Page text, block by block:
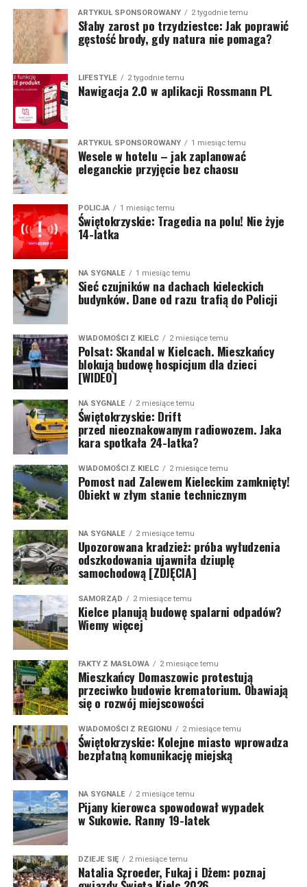
ARTYKUŁ SPONSOROWANY 2 tygodnie temu
Słaby zarost po trzydziestce: Jak poprawić
gęstość brody, gdy natura nie pomaga?
LIFESTYLE 2 tygodnie temu
Nawigacja 2.0 w aplikacji Rossmann PL
ARTYKUŁ SPONSOROWANY 1 miesiąc temu
Wesele w hotelu – jak zaplanować
eleganckie przyjęcie bez chaosu
POLICJA 1 miesiąc temu
Świętokrzyskie: Tragedia na polu! Nie żyje
14-latka
NA SYGNALE 1 miesiąc temu
Sieć czujników na dachach kieleckich
budynków. Dane od razu trafią do Policji
WIADOMOŚCI Z KIELC 2 miesiące temu
Polsat: Skandal w Kielcach. Mieszkańcy
blokują budowę hospicjum dla dzieci
[WIDEO]
NA SYGNALE 2 miesiące temu
Świętokrzyskie: Drift
przed nieoznakowanym radiowozem. Jaka
kara spotkała 24-latka?
WIADOMOŚCI Z KIELC 2 miesiące temu
Pomost nad Zalewem Kieleckim zamknięty!
Obiekt w złym stanie technicznym
NA SYGNALE 2 miesiące temu
Upozorowana kradzież: próba wyłudzenia
odszkodowania ujawniła dziuplę
samochodową [ZDJĘCIA]
SAMORZĄD 2 miesiące temu
Kielce planują budowę spalarni odpadów?
Wiemy więcej
FAKTY Z MASŁOWA 2 miesiące temu
Mieszkańcy Domaszowic protestują
przeciwko budowie krematorium. Obawiają
się o rozwój miejscowości
WIADOMOŚCI Z REGIONU 2 miesiące temu
Świętokrzyskie: Kolejne miasto wprowadza
bezpłatną komunikację miejską
NA SYGNALE 2 miesiące temu
Pijany kierowca spowodował wypadek
w Sukowie. Ranny 19-latek
DZIEJE SIĘ 2 miesiące temu
Natalia Szroeder, Fukaj i Dżem: poznaj